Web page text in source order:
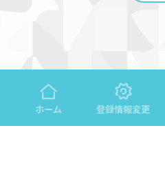
ホーム 登録情報変更